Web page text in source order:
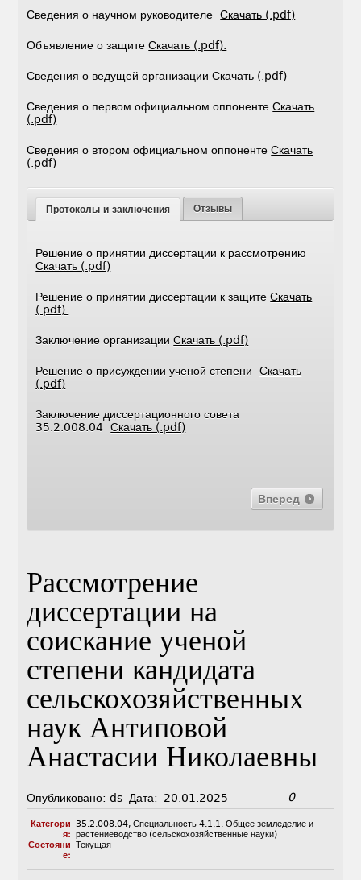
Сведения о научном руководителеСкачать (.pdf)
Объявление о защитеСкачать (.pdf).
Сведения о ведущей организацииСкачать (.pdf)
Сведения о первом официальном оппонентеСкачать
(.pdf)
Сведения о втором официальном оппонентеСкачать
(.pdf)
Протоколы и заключения Отзывы
Решение о принятии диссертации к рассмотрению
Скачать (.pdf)
Решение о принятии диссертации к защитеСкачать
(.pdf).
Заключение организацииСкачать (.pdf)
Решение о присуждении ученой степениСкачать
(.pdf)
Заключение диссертационного совета
35.2.008.04Скачать (.pdf)
Вперед
Рассмотрение
диссертации на
соискание ученой
степени кандидата
сельскохозяйственных
наук Антиповой
Анастасии Николаевны
Опубликовано: ds Дата: 20.01.2025 0
Категори
я:
35.2.008.04, Специальность 4.1.1. Общее земледелие и
растениеводство (сельскохозяйственные науки)
Состояни
е:
Текущая